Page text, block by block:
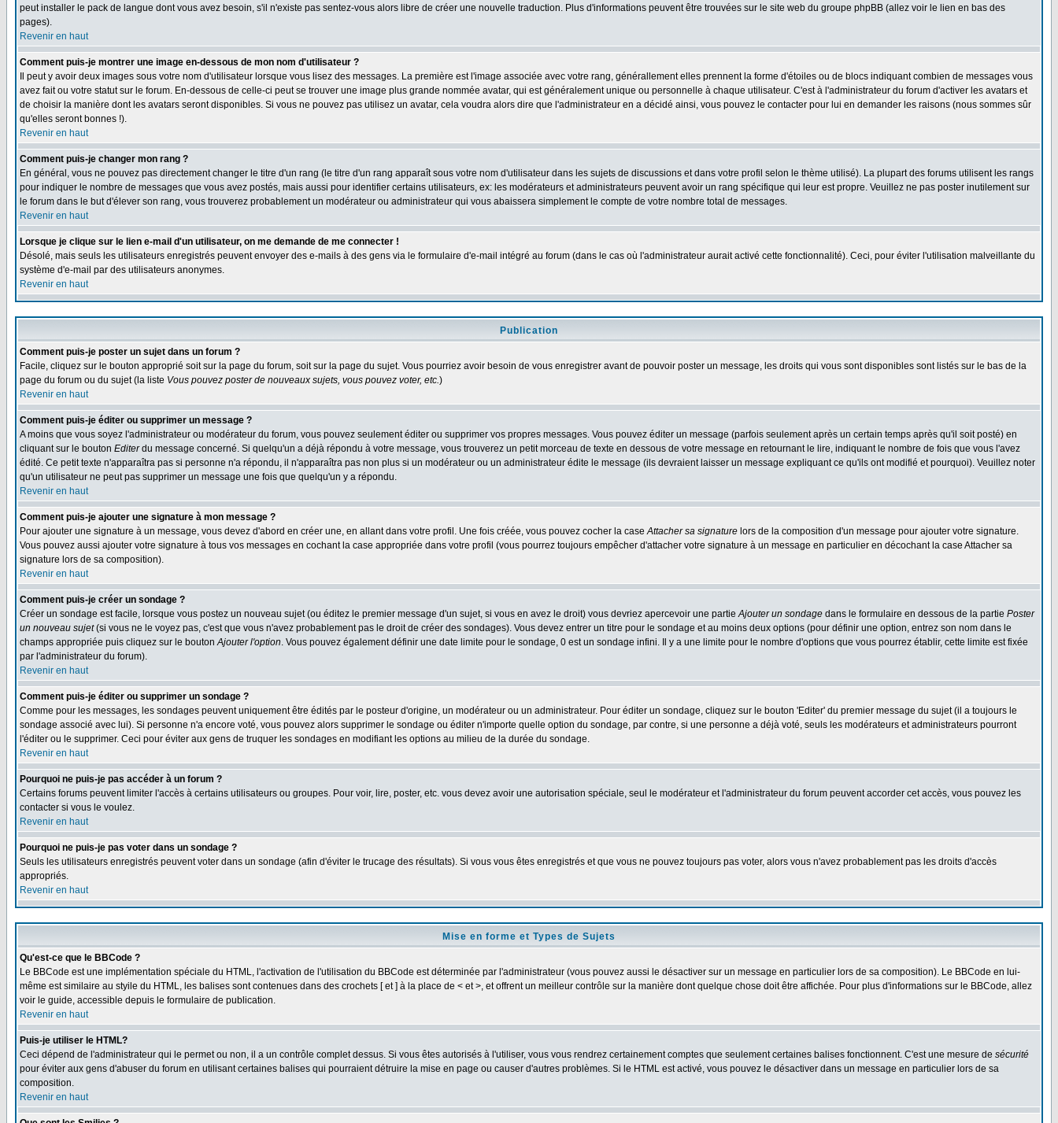
peut installer le pack de langue dont vous avez besoin, s'il n'existe pas sentez-vous alors libre de créer une nouvelle traduction. Plus d'informations peuvent être trouvées sur le site web du groupe phpBB (allez voir le lien en bas des
pages).
Revenir en haut
Comment puis-je montrer une image en-dessous de mon nom d'utilisateur ?
Il peut y avoir deux images sous votre nom d'utilisateur lorsque vous lisez des messages. La première est l'image associée avec votre rang, générallement elles prennent la forme d'étoiles ou de blocs indiquant combien de messages vous
avez fait ou votre statut sur le forum. En-dessous de celle-ci peut se trouver une image plus grande nommée avatar, qui est généralement unique ou personnelle à chaque utilisateur. C'est à l'administrateur du forum d'activer les avatars et
de choisir la manière dont les avatars seront disponibles. Si vous ne pouvez pas utilisez un avatar, cela voudra alors dire que l'administrateur en a décidé ainsi, vous pouvez le contacter pour lui en demander les raisons (nous sommes sûr
qu'elles seront bonnes !).
Revenir en haut
Comment puis-je changer mon rang ?
En général, vous ne pouvez pas directement changer le titre d'un rang (le titre d'un rang apparaît sous votre nom d'utilisateur dans les sujets de discussions et dans votre profil selon le thème utilisé). La plupart des forums utilisent les rangs
pour indiquer le nombre de messages que vous avez postés, mais aussi pour identifier certains utilisateurs, ex: les modérateurs et administrateurs peuvent avoir un rang spécifique qui leur est propre. Veuillez ne pas poster inutilement sur
le forum dans le but d'élever son rang, vous trouverez probablement un modérateur ou administrateur qui vous abaissera simplement le compte de votre nombre total de messages.
Revenir en haut
Lorsque je clique sur le lien e-mail d'un utilisateur, on me demande de me connecter !
Désolé, mais seuls les utilisateurs enregistrés peuvent envoyer des e-mails à des gens via le formulaire d'e-mail intégré au forum (dans le cas où l'administrateur aurait activé cette fonctionnalité). Ceci, pour éviter l'utilisation malveillante du
système d'e-mail par des utilisateurs anonymes.
Revenir en haut
Publication
Comment puis-je poster un sujet dans un forum ?
Facile, cliquez sur le bouton approprié soit sur la page du forum, soit sur la page du sujet. Vous pourriez avoir besoin de vous enregistrer avant de pouvoir poster un message, les droits qui vous sont disponibles sont listés sur le bas de la
page du forum ou du sujet (la liste Vous pouvez poster de nouveaux sujets, vous pouvez voter, etc.)
Revenir en haut
Comment puis-je éditer ou supprimer un message ?
A moins que vous soyez l'administrateur ou modérateur du forum, vous pouvez seulement éditer ou supprimer vos propres messages. Vous pouvez éditer un message (parfois seulement après un certain temps après qu'il soit posté) en
cliquant sur le bouton Editerdu message concerné. Si quelqu'un a déjà répondu à votre message, vous trouverez un petit morceau de texte en dessous de votre message en retournant le lire, indiquant le nombre de fois que vous l'avez
édité. Ce petit texte n'apparaîtra pas si personne n'a répondu, il n'apparaîtra pas non plus si un modérateur ou un administrateur édite le message (ils devraient laisser un message expliquant ce qu'ils ont modifié et pourquoi). Veuillez noter
qu'un utilisateur ne peut pas supprimer un message une fois que quelqu'un y a répondu.
Revenir en haut
Comment puis-je ajouter une signature à mon message ?
Pour ajouter une signature à un message, vous devez d'abord en créer une, en allant dans votre profil. Une fois créée, vous pouvez cocher la caseAttacher sa signature lors de la composition d'un message pour ajouter votre signature.
Vous pouvez aussi ajouter votre signature à tous vos messages en cochant la case appropriée dans votre profil (vous pourrez toujours empêcher d'attacher votre signature à un message en particulier en décochant la case Attacher sa
signature lors de sa composition).
Revenir en haut
Comment puis-je créer un sondage ?
Créer un sondage est facile, lorsque vous postez un nouveau sujet (ou éditez le premier message d'un sujet, si vous en avez le droit) vous devriez apercevoir une partieAjouter un sondage dans le formulaire en dessous de la partie Poster
un nouveau sujet(si vous ne le voyez pas, c'est que vous n'avez probablement pas le droit de créer des sondages). Vous devez entrer un titre pour le sondage et au moins deux options (pour définir une option, entrez son nom dans le
champs appropriée puis cliquez sur le boutonAjouter l'option. Vous pouvez également définir une date limite pour le sondage, 0 est un sondage infini. Il y a une limite pour le nombre d'options que vous pourrez établir, cette limite est fixée
par l'administrateur du forum).
Revenir en haut
Comment puis-je éditer ou supprimer un sondage ?
Comme pour les messages, les sondages peuvent uniquement être édités par le posteur d'origine, un modérateur ou un administrateur. Pour éditer un sondage, cliquez sur le bouton 'Editer' du premier message du sujet (il a toujours le
sondage associé avec lui). Si personne n'a encore voté, vous pouvez alors supprimer le sondage ou éditer n'importe quelle option du sondage, par contre, si une personne a déjà voté, seuls les modérateurs et administrateurs pourront
l'éditer ou le supprimer. Ceci pour éviter aux gens de truquer les sondages en modifiant les options au milieu de la durée du sondage.
Revenir en haut
Pourquoi ne puis-je pas accéder à un forum ?
Certains forums peuvent limiter l'accès à certains utilisateurs ou groupes. Pour voir, lire, poster, etc. vous devez avoir une autorisation spéciale, seul le modérateur et l'administrateur du forum peuvent accorder cet accès, vous pouvez les
contacter si vous le voulez.
Revenir en haut
Pourquoi ne puis-je pas voter dans un sondage ?
Seuls les utilisateurs enregistrés peuvent voter dans un sondage (afin d'éviter le trucage des résultats). Si vous vous êtes enregistrés et que vous ne pouvez toujours pas voter, alors vous n'avez probablement pas les droits d'accès
appropriés.
Revenir en haut
Mise en forme et Types de Sujets
Qu'est-ce que le BBCode ?
Le BBCode est une implémentation spéciale du HTML, l'activation de l'utilisation du BBCode est déterminée par l'administrateur (vous pouvez aussi le désactiver sur un message en particulier lors de sa composition). Le BBCode en lui-
même est similaire au styile du HTML, les balises sont contenues dans des crochets [ et ] à la place de < et >, et offrent un meilleur contrôle sur la manière dont quelque chose doit être affichée. Pour plus d'informations sur le BBCode, allez
voir le guide, accessible depuis le formulaire de publication.
Revenir en haut
Puis-je utiliser le HTML?
Ceci dépend de l'administrateur qui le permet ou non, il a un contrôle complet dessus. Si vous êtes autorisés à l'utiliser, vous vous rendrez certainement comptes que seulement certaines balises fonctionnent. C'est une mesure de sécurité
pour éviter aux gens d'abuser du forum en utilisant certaines balises qui pourraient détruire la mise en page ou causer d'autres problèmes. Si le HTML est activé, vous pouvez le désactiver dans un message en particulier lors de sa
composition.
Revenir en haut